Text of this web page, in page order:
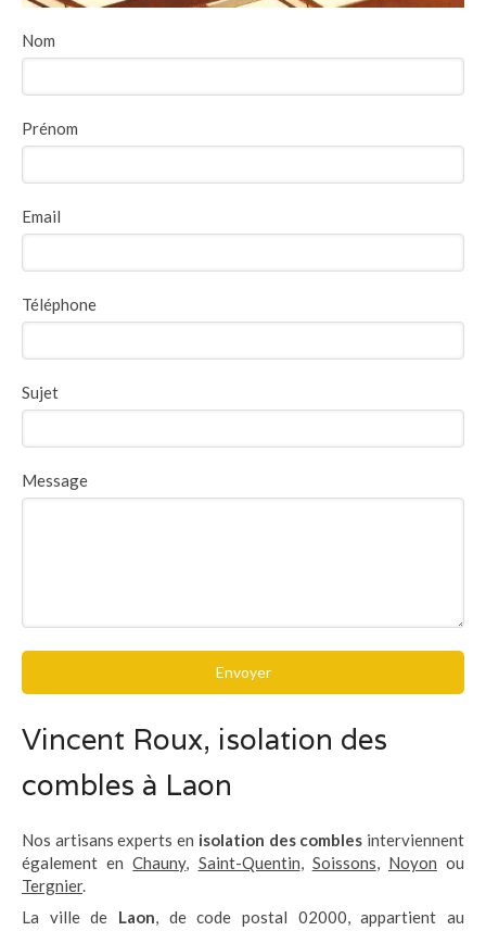
Nom
Prénom
Email
Téléphone
Sujet
Message
Envoyer
Vincent Roux, isolation des
combles à Laon
Nos artisans experts en isolation des combles interviennent
également enChauny, Saint-Quentin, Soissons, Noyon ou
Tergnier.
La ville de Laon, de code postal 02000, appartient au